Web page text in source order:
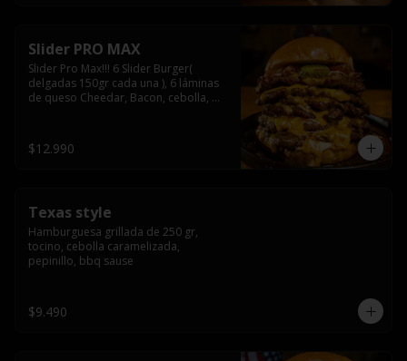
Slider PRO MAX
Slider Pro Max!!! 6 Slider Burger(
delgadas 150gr cada una ), 6 láminas
de queso Cheedar, Bacon, cebolla,
$12.990
Texas style
Hamburguesa grillada de 250 gr,
tocino, cebolla caramelizada,
pepinillo, bbq sause
$9.490